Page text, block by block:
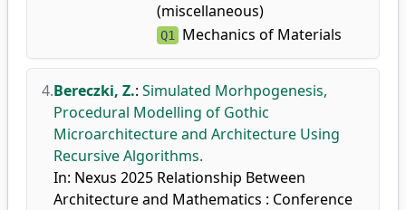
(miscellaneous)
Q1 Mechanics of Materials
4.Bereczki, Z.: Simulated Morhpogenesis,
Procedural Modelling of Gothic
Microarchitecture and Architecture Using
Recursive Algorithms.
In: Nexus 2025 Relationship Between
Architecture and Mathematics : Conference